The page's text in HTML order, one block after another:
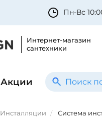
Пн-Вс
Интернет-магазин
сантехники
Акции
Инсталляции Система